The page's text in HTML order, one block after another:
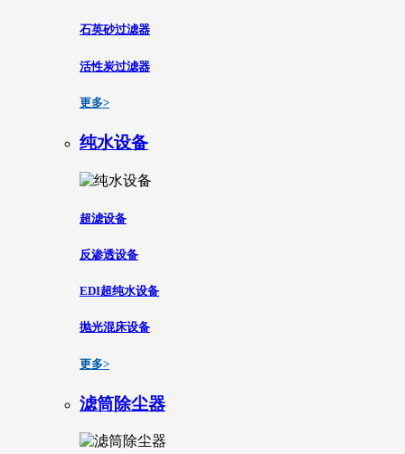
石英砂过滤器
活性炭过滤器
更多>
纯水设备
超滤设备
反渗透设备
EDI超纯水设备
抛光混床设备
更多>
滤筒除尘器